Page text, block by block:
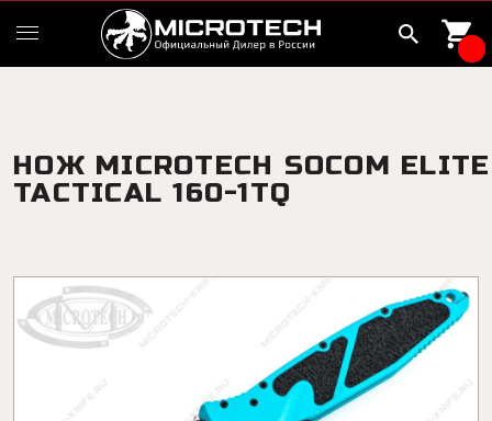
НОЖ MICROTECH SOCOM ELITE
TACTICAL 160-1TQ